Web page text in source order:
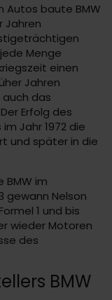
Autos baute BMW
Jahren
Menge
einen
Jahren
auch das
Erfolg des
Jahr 1972 die
und später in die
BMW im
gewann Nelson
1 und bis
wieder Motoren
des
BMW